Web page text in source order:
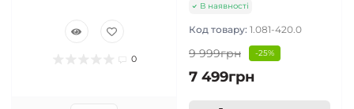
0
В наявності
Код товару: 1.081-420.0
9 999грн -25%
7 499грн